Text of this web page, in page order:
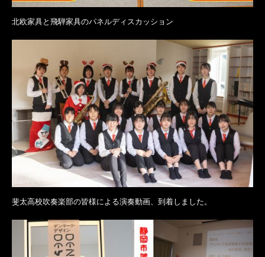
北欧家具と飛騨家具のパネルディスカッション
斐太高校吹奏楽部の皆様による演奏動画、到着しました。